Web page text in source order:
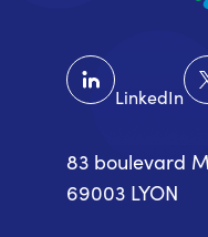
LinkedIn
83 boulevard
69003 LYON